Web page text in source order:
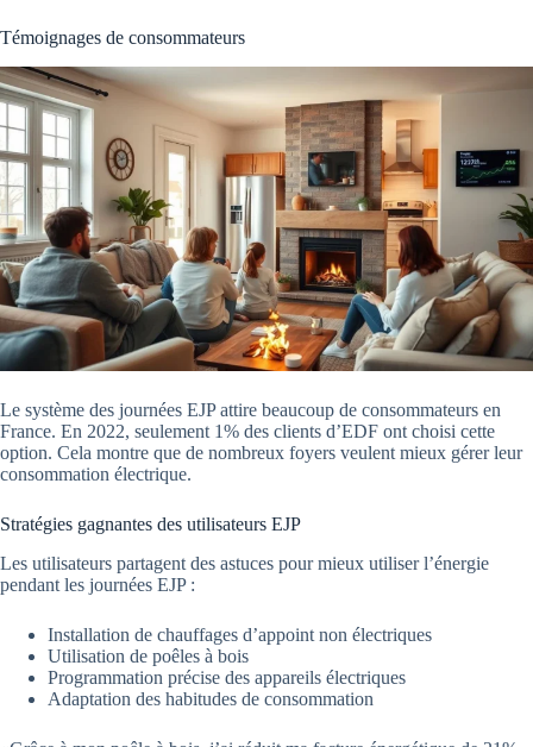
Témoignages de consommateurs
Le système des journées EJP attire beaucoup de consommateurs en
France. En 2022, seulement 1% des clients d’EDF ont choisi cette
option. Cela montre que de nombreux foyers veulent mieux gérer leur
consommation électrique.
Stratégies gagnantes des utilisateurs EJP
Les utilisateurs partagent des astuces pour mieux utiliser l’énergie
pendant les journées EJP :
Installation de chauffages d’appoint non électriques
Utilisation de poêles à bois
Programmation précise des appareils électriques
Adaptation des habitudes de consommation